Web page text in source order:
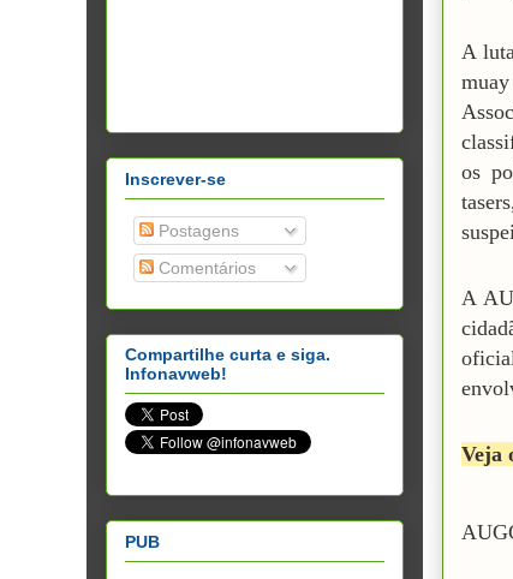
A
os
A
Veja
Inscrever-se
Postagens
Comentários
Compartilhe curta e siga.
Infonavweb!
PUB